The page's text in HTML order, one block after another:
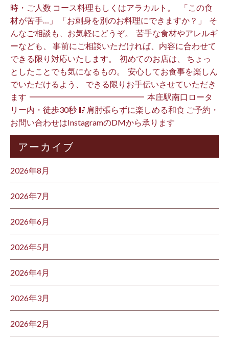
時・ご人数 コース料理もしくはアラカルト。 ⁡ ⁡ 「この食
材が苦手…」 「お刺身を別のお料理にできますか？」 ⁡ そ
んなご相談も、お気軽にどうぞ。 ⁡ 苦手な食材やアレルギ
ーなども、 事前にご相談いただければ、内容に合わせて
できる限り対応いたします。 ⁡ 初めてのお店は、 ちょっ
としたことでも気になるもの。 ⁡ 安心してお食事を楽しん
でいただけるよう、 できる限りお手伝いさせていただき
ます️ ⁡ ━━━━━━━━━━━━━━ ⁡ 本庄駅南口ロータ
リー内・徒歩30秒 🥢肩肘張らずに楽しめる和食 ご予約・
お問い合わせはInstagramのDMから承ります ⁡
アーカイブ
2026年8月
2026年7月
2026年6月
2026年5月
2026年4月
2026年3月
2026年2月